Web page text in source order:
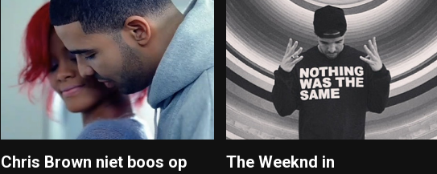
Chris Brown niet boos op
The Weeknd in